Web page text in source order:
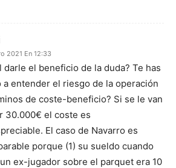
2021 En 12:33
darle el beneficio de la duda? Te has
a entender el riesgo de la operación
de coste-beneficio? Si se le van
30.000€ el coste es
El caso de Navarro es
porque (1) su sueldo cuando
ex-jugador sobre el parquet era 10